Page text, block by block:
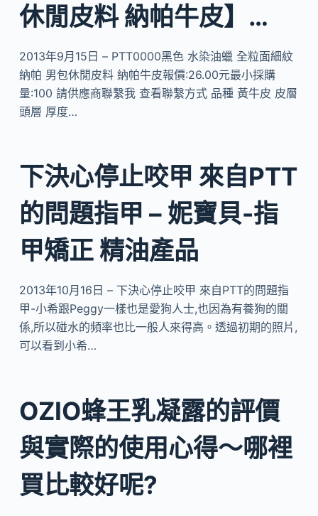
休閒皮料 納帕牛皮】…
2013年9月15日 – PTT0000黑色 水染油蠟 全粒面細紋
納帕 男包休閒皮料 納帕牛皮報價:26.00元最小採購
量:100 請供應商聯繫我 查看聯繫方式 品種 黃牛皮 皮層
頭層 厚度…
下決心停止咬甲 來自PTT
的問題指甲 – 妮寶貝-指
甲矯正 精油產品
2013年10月16日 – 下決心停止咬甲 來自PTT的問題指
甲-小希跟Peggy一樣也是愛狗人士,也因為有養狗的關
係,所以碰水的頻率也比一般人來得高。透過初期的照片,
可以看到小希…
OZIO蜂王乳凝露的評價
與實際的使用心得～哪裡
買比較好呢?